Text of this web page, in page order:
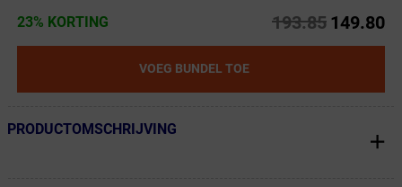
23% KORTING 193.85 149.80
VOEG BUNDEL TOE
← Terug naar productnavigatie
PRODUCTOMSCHRIJVING